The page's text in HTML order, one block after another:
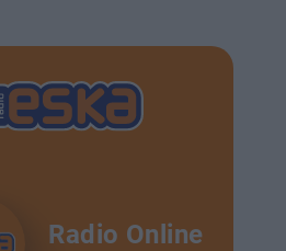
Radio Online